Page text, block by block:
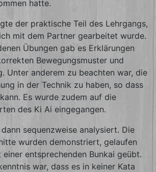
hatte.
der praktische Teil des Lehrgangs,
mit dem Partner gearbeitet wurde.
Übungen gab es Erklärungen
Bewegungsmuster und
Unter anderem zu beachten war, die
in der Technik zu haben, so dass
Es wurde zudem auf die
des Ki Ai eingegangen.
sequenzweise analysiert. Die
wurden demonstriert, gelaufen
entsprechenden Bunkai geübt.
war, dass es in keiner Kata